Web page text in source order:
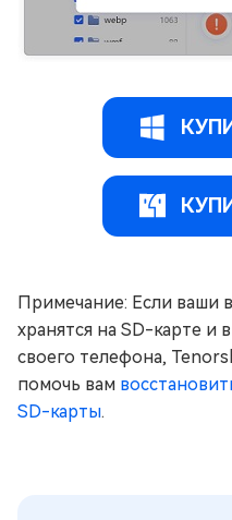
Примечание: Если ваши
хранятся на SD-карте и
своего телефона,
помочь вам
SD-карты.